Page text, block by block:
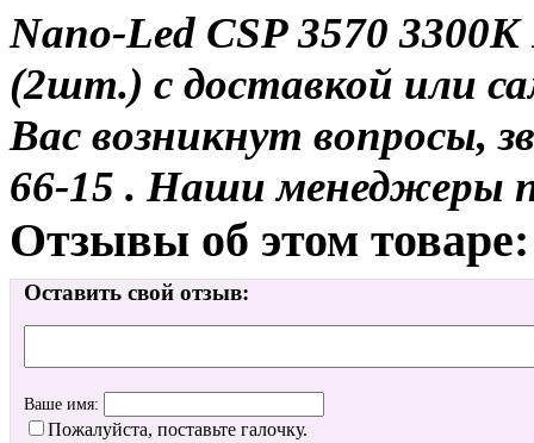
Nano-Led CSP 3570
(2шт.) с доставкой или
Вас возникнут вопросы,
66-15 . Наши менеджеры
Отзывы об этом товаре:
Оставить свой отзыв:
Ваше имя:
Пожалуйста, поставьте галочку.